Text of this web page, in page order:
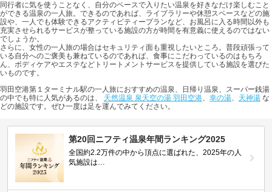
同行者に気を使うことなく、自分のペースで入りたい温泉を好きなだけ楽しむこと
ができる温泉の一人旅。できるのであれば、ライブラリーや休憩スペースなどの施
設や、一人でも体験できるアクティビティープランなど、お風呂に入る時間以外も
充実させられるサービスが整っている施設の方が時間を有意義に使えるのではない
でしょうか。
さらに、女性の一人旅の場合はセキュリティ面も重視したいところ。普段頑張って
いる自分へのご褒美も兼ねているのであれば、食事にこだわっているのはもちろ
ん、ボディケアやエステなどトリートメントサービスを提供している施設を選びた
いものです。
羽田空港第１ターミナル駅の一人旅におすすめの温泉、日帰り温泉、スーパー銭湯
の中でも特に人気があるのは、 天然温泉 泉天空の湯 羽田空港、 幸の湯、 天神湯 な
どの施設です。ぜひ一度は足を運んでみてください。
第20回ニフティ温泉年間ランキング2025
全国約2.2万件の中から頂点に選ばれた、2025年の人
気施設は…